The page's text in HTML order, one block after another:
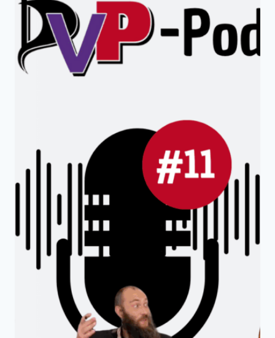
BÜRGERBEGEHREN
PODCAST
DER
PVP-